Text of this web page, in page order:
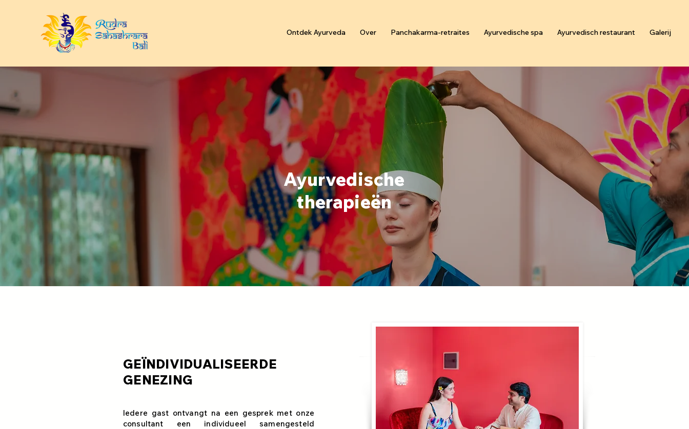
Ontdek Ayurveda Over Panchakarma-retraites Ayurvedische spa Ayurvedisch restaurant Galerij
Ayurvedische
therapieën
GEÏNDIVIDUALISEERDE
GENEZING
Iedere gast ontvangt na een gesprek met onze
consultant een individueel samengesteld